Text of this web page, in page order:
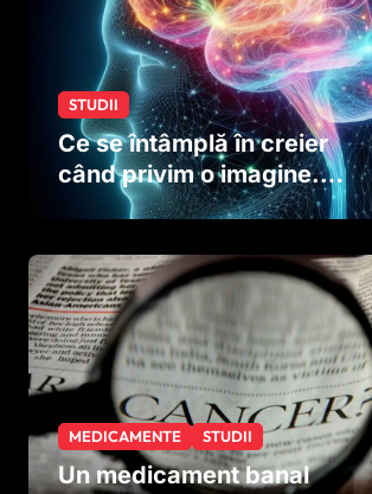
STUDII
Ce se întâmplă în creier
când privim o imagine.
Studiul care explică rolul
MEDICAMENTE STUDII
Un medicament banal